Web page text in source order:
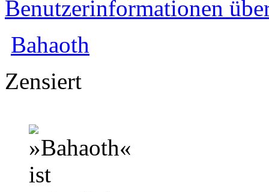
Benutzerinformationen
Bahaoth
Zensiert